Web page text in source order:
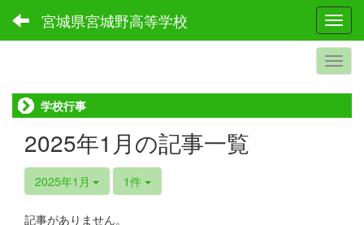
宮城県宮城野高等学校
学校行事
2025年1月の記事一覧
2025年1月 1件
記事がありません。